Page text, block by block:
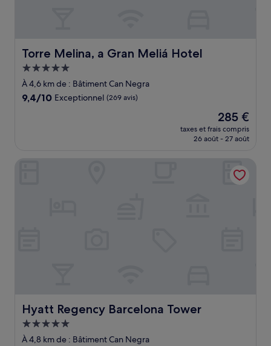
Torre Melina, a Gran Meliá Hotel
Torre Melina, a Gran Meliá Hotel
Hébergement
5.0 étoiles
À 4,6 km de : Bâtiment Can Negra
9.4
9,4/10 Exceptionnel (269 avis)
Le
nouveau
prix
de
285 €
285 €
taxes et frais compris
26 août - 27 août
Hyatt Regency Barcelona Tower
Hyatt Regency Barcelona Tower
Hébergement
5.0 étoiles
À 4,8 km de : Bâtiment Can Negra